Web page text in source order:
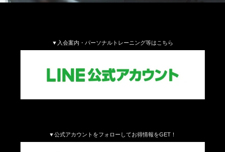
▼入会案内・パーソナルトレーニング等はこちら
▼公式アカウントをフォローしてお得情報をGET！